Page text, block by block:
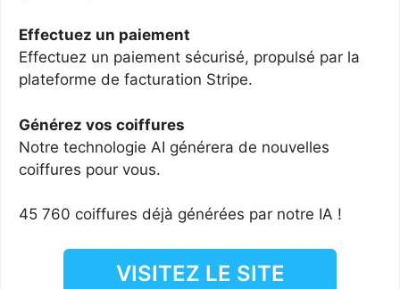
Effectuez un paiement
Effectuez un paiement sécurisé, propulsé par la
plateforme de facturation Stripe.
Générez vos coiffures
Notre technologie AI générera de nouvelles
coiffures pour vous.
45 760 coiffures déjà générées par notre IA !
VISITEZ LE SITE